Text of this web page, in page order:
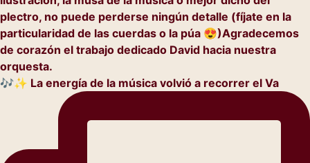
🎶✨ La energía de la música volvió a recorrer el Va